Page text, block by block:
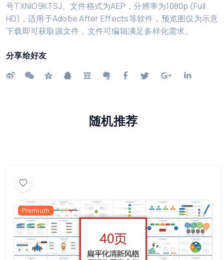
号TXNIO9KTSJ。文件格式为AEP，分辨率为1080p (Full
HD)，适用于Adobe After Effects等软件，预览图仅为示意
下载即可获取源文件，文件可编辑满足多样化需求。
分享给好友
随机推荐
Premium